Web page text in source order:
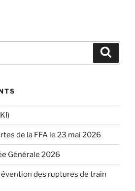
de la FFA le 23 mai 2026
Générale 2026
des ruptures de train